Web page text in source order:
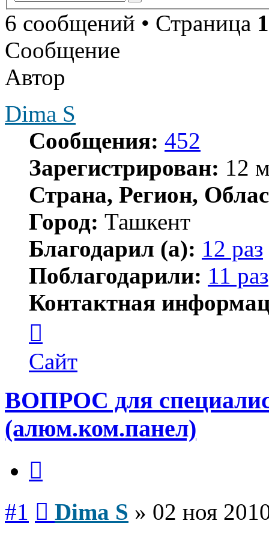
6 сообщений • Страница 1
Сообщение
Автор
Dima S
Сообщения: 452
Зарегистрирован: 12
Страна, Регион,
Город: Ташкент
Благодарил (а): 12 раз
Поблагодарили: 11 раз
Контактная
пользователя
Dima
S
Сайт
ВОПРОС для
(алюм.ком.панел)
#1 Dima S » 02 ноя